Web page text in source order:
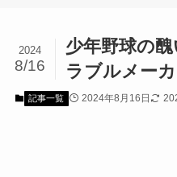
少年野球の
ラブルメー
2024
8/16
記事一覧 2024年8月16日